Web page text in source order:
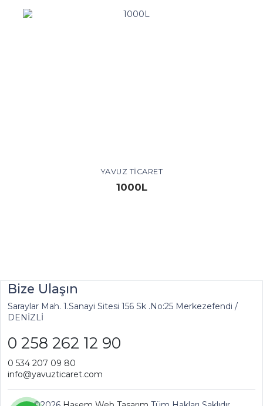
YAVUZ TICARET
1000L
Bize Ulaşın
Saraylar Mah. 1.Sanayi Sitesi 156 Sk .No:25 Merkezefendi /
DENİZLİ
0 258 262 12 90
0 534 207 09 80
info@yavuzticaret.com